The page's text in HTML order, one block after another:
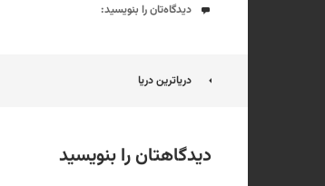
دیدگاه‌ها
دیدگاه‌تان را بنویسید:
ناوبری
دریاترین دریا
دیدگاهتان را بنویسید